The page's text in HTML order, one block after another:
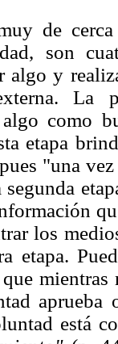
de
son
algo y
La
como
etapa
"una
los
etapa.
está